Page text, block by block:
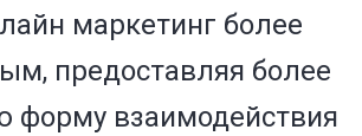
маркетинг более
предоставляя более
форму взаимодействия